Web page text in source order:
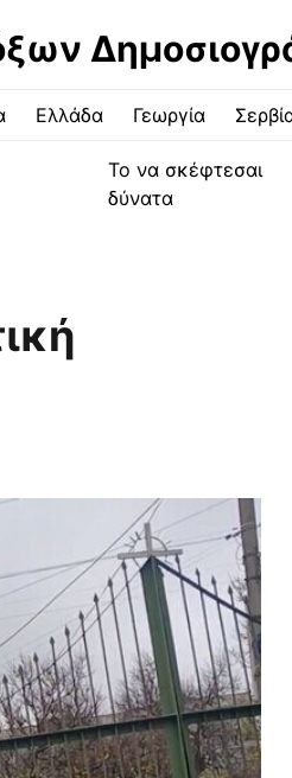
Ελλάδα Γεωργία
Το να σκέφτεσαι
δύνατα